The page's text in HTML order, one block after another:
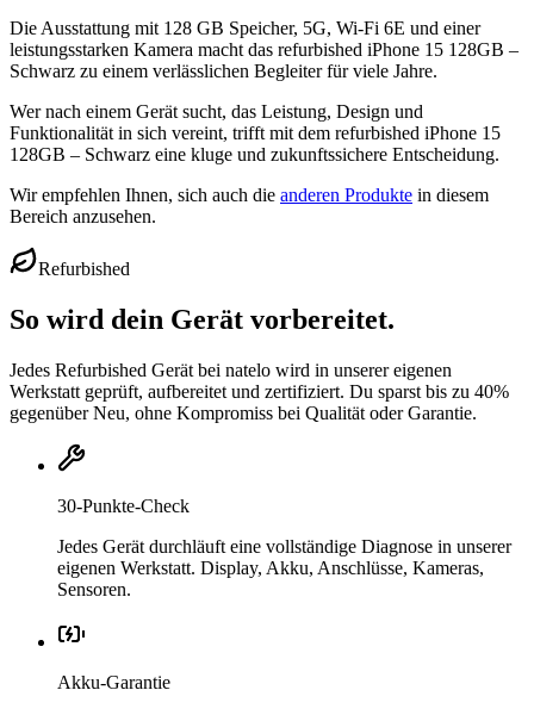
Die Ausstattung mit 128 GB Speicher, 5G, Wi-Fi 6E und einer
leistungsstarken Kamera macht das refurbished iPhone 15 128GB –
Schwarz zu einem verlässlichen Begleiter für viele Jahre.
Wer nach einem Gerät sucht, das Leistung, Design und
Funktionalität in sich vereint, trifft mit dem refurbished iPhone 15
128GB – Schwarz eine kluge und zukunftssichere Entscheidung.
Wir empfehlen Ihnen, sich auch die anderen Produkte in diesem
Bereich anzusehen.
Refurbished
So wird dein Gerät vorbereitet.
Jedes Refurbished Gerät bei natelo wird in unserer eigenen
Werkstatt geprüft, aufbereitet und zertifiziert. Du sparst bis zu 40%
gegenüber Neu, ohne Kompromiss bei Qualität oder Garantie.
30-Punkte-Check
Jedes Gerät durchläuft eine vollständige Diagnose in unserer
eigenen Werkstatt. Display, Akku, Anschlüsse, Kameras,
Sensoren.
Akku-Garantie